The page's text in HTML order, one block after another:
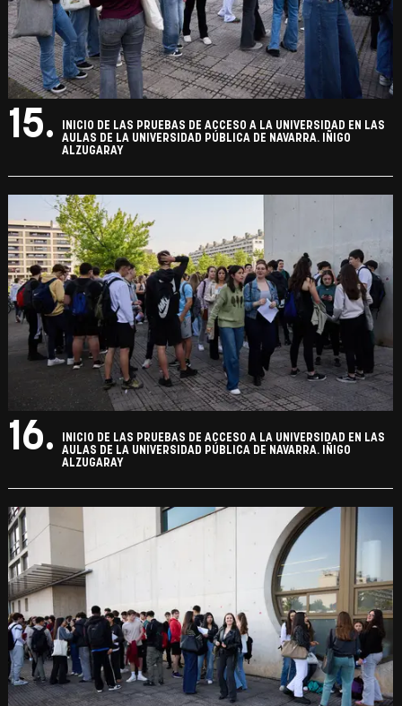
15.
INICIO DE LAS PRUEBAS DE ACCESO A LA UNIVERSIDAD EN LAS
AULAS DE LA UNIVERSIDAD PÚBLICA DE NAVARRA. IÑIGO
ALZUGARAY
16.
INICIO DE LAS PRUEBAS DE ACCESO A LA UNIVERSIDAD EN LAS
AULAS DE LA UNIVERSIDAD PÚBLICA DE NAVARRA. IÑIGO
ALZUGARAY